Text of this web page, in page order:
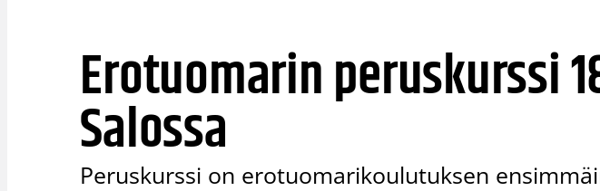
Erotuomarin peruskurssi
Salossa
Peruskurssi on erotuomarikoulutuksen